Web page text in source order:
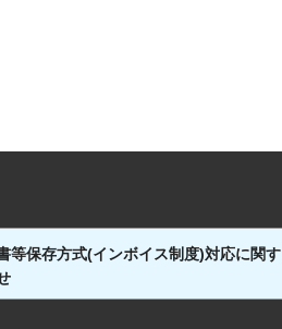
等保存方式(インボイス制度)対応に関す